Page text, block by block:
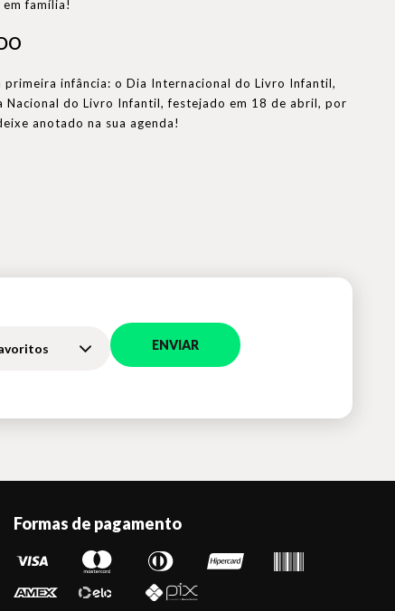
família!
infância: o Dia Internacional do Livro Infantil,
Nacional do Livro Infantil, festejado em 18 de abril, por
anotado na sua agenda!
ENVIAR
Formas de pagamento